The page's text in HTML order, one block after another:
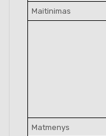
Maitinimas
Matmenys